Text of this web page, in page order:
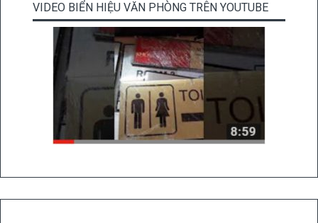
VIDEO BIỂN HIỆU VĂN PHÒNG TRÊN YOUTUBE